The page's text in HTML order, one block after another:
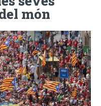
món